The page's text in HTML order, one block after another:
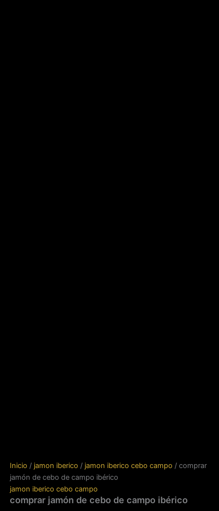
Inicio / jamon iberico / jamon iberico cebo campo / comprar
jamón de cebo de campo ibérico
jamon iberico cebo campo
comprar jamón de cebo de campo ibérico